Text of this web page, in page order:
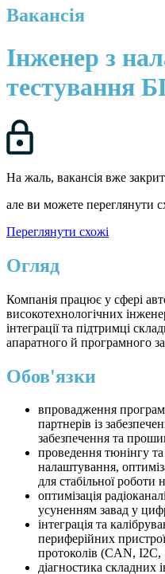
Вакансія
Інженер з
тестування
На жаль, вакансія вже
але ви можете переглянути
Переглянути схожі
Огляд
Компанія працює у сфері
високотехнологічних
інтеграції та підтримці
апаратного й програмного
Обов'язки
впровадження
партнерів із
забезпечення та
проведення тюнінгу
налаштування,
для стабільної роботи
оптимізація
усуненням завад у
інтеграція та
периферійних
протоколів (CAN, I2C,
діагностика складних